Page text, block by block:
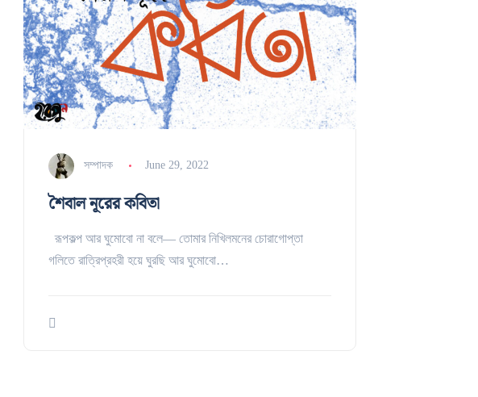
সম্পাদক June 29, 2022
শৈবাল নূরের কবিতা
রূপকল্প আর ঘুমোবো না বলে— তোমার নিখিলমনের চোরাগোপ্তা
গলিতে রাত্রিপ্রহরী হয়ে ঘুরছি আর ঘুমোবো…